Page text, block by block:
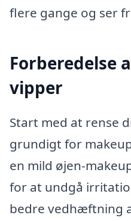
flere gange og ser
Forberedelse
vipper
Start med at rense
grundigt for
en mild øjen-
for at undgå
bedre vedhæftning